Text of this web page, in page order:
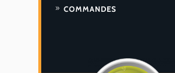
COMMANDES